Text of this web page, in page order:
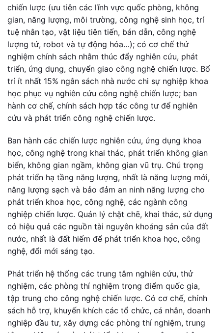
chiến lược (ưu tiên các lĩnh vực quốc phòng, không
gian, năng lượng, môi trường, công nghệ sinh học, trí
tuệ nhân tạo, vật liệu tiên tiến, bán dẫn, công nghệ
lượng tử, robot và tự động hóa…); có cơ chế thử
nghiệm chính sách nhằm thúc đẩy nghiên cứu, phát
triển, ứng dụng, chuyển giao công nghệ chiến lược. Bố
trí ít nhất 15% ngân sách nhà nước chi sự nghiệp khoa
học phục vụ nghiên cứu công nghệ chiến lược; ban
hành cơ chế, chính sách hợp tác công tư để nghiên
cứu và phát triển công nghệ chiến lược.
Ban hành các chiến lược nghiên cứu, ứng dụng khoa
học, công nghệ trong khai thác, phát triển không gian
biển, không gian ngầm, không gian vũ trụ. Chú trọng
phát triển hạ tầng năng lượng, nhất là năng lượng mới,
năng lượng sạch và bảo đảm an ninh năng lượng cho
phát triển khoa học, công nghệ, các ngành công
nghiệp chiến lược. Quản lý chặt chẽ, khai thác, sử dụng
có hiệu quả các nguồn tài nguyên khoáng sản của đất
nước, nhất là đất hiếm để phát triển khoa học, công
nghệ, đổi mới sáng tạo.
Phát triển hệ thống các trung tâm nghiên cứu, thử
nghiệm, các phòng thí nghiệm trọng điểm quốc gia,
tập trung cho công nghệ chiến lược. Có cơ chế, chính
sách hỗ trợ, khuyến khích các tổ chức, cá nhân, doanh
nghiệp đầu tư, xây dựng các phòng thí nghiệm, trung